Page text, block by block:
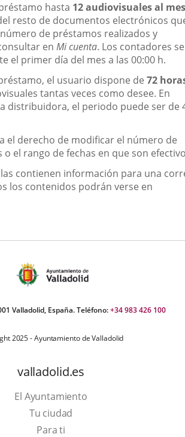
hasta 12 audiovisuales al mes
resto de documentos electrónicos
de préstamos realizados y
en Mi cuenta. Los contadores se
el primer día del mes a las 00:00 h.
el usuario dispone de 72
tantas veces como desee. En
distribuidora, el periodo puede ser de
el derecho de modificar el número de
el rango de fechas en que son
contienen información para una
los contenidos podrán verse en
Valladolid, España. Teléfono:+34 983 426 100
2025 - Ayuntamiento de Valladolid
valladolid.es
El Ayuntamiento
Tu ciudad
Para ti